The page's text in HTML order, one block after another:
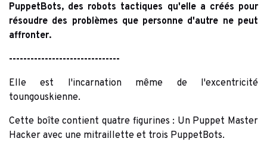
PuppetBots, des robots tactiques qu'elle a créés pour
résoudre des problèmes que personne d'autre ne peut
affronter.
-------------------------------
Elle est l'incarnation même de l'excentricité
toungouskienne.
Cette boîte contient quatre figurines : Un Puppet Master
Hacker avec une mitraillette et trois PuppetBots.